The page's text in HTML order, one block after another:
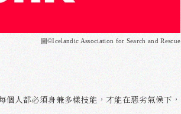
圖©Icelandic Association for Search and Rescue
個人都必須身兼多樣技能，才能在惡劣氣候下，